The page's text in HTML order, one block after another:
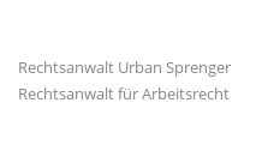
Rechtsanwalt Urban Sprenger
Rechtsanwalt fürArbeitsrecht